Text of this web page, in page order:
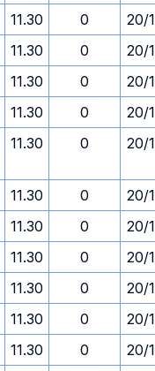
11.30 0
20/
11.30 0
20/
11.30 0
20/
11.30 0
20/
11.30 0 20/
11.30 0
20/
11.30 0
20/
11.30 0
20/
11.30 0
20/
11.30 0
20/
11.30 0
20/